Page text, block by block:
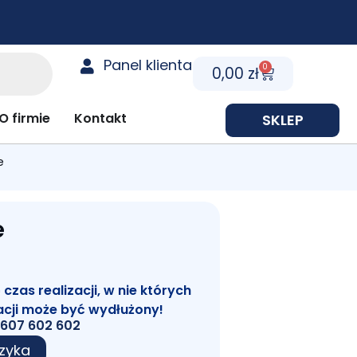
Panel klienta 0,00 zł 0
Cart
prezentowe
O firmie Kontakt SKLEP
realizacji, w nie których
może być wydłużony!
607 602 602